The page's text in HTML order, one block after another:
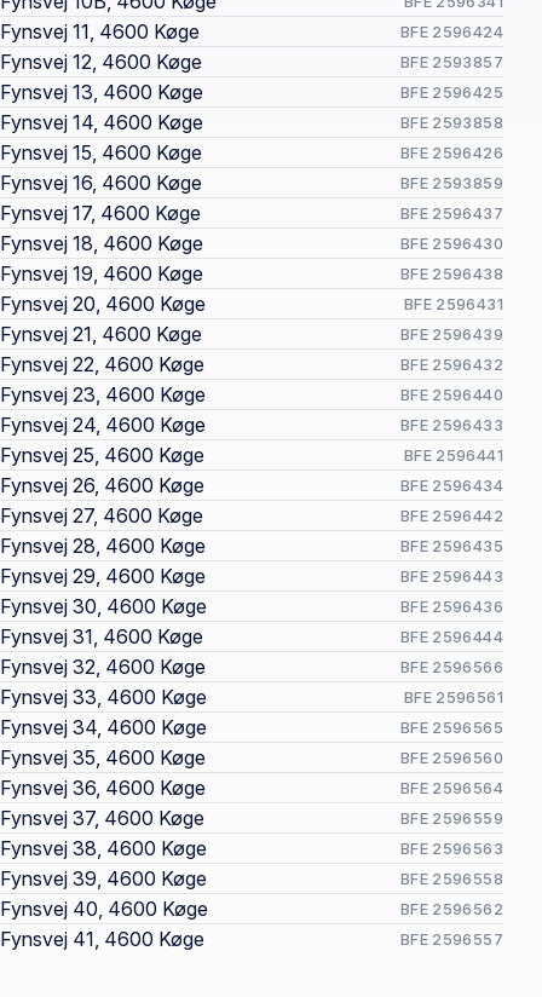
Fynsvej 11, 4600 Køge BFE 2596424
Fynsvej 12, 4600 Køge BFE 2593857
Fynsvej 13, 4600 Køge BFE 2596425
Fynsvej 14, 4600 Køge BFE 2593858
Fynsvej 15, 4600 Køge BFE 2596426
Fynsvej 16, 4600 Køge BFE 2593859
Fynsvej 17, 4600 Køge BFE 2596437
Fynsvej 18, 4600 Køge BFE 2596430
Fynsvej 19, 4600 Køge BFE 2596438
Fynsvej 20, 4600 Køge BFE 2596431
Fynsvej 21, 4600 Køge BFE 2596439
Fynsvej 22, 4600 Køge BFE 2596432
Fynsvej 23, 4600 Køge BFE 2596440
Fynsvej 24, 4600 Køge BFE 2596433
Fynsvej 25, 4600 Køge BFE 2596441
Fynsvej 26, 4600 Køge BFE 2596434
Fynsvej 27, 4600 Køge BFE 2596442
Fynsvej 28, 4600 Køge BFE 2596435
Fynsvej 29, 4600 Køge BFE 2596443
Fynsvej 30, 4600 Køge BFE 2596436
Fynsvej 31, 4600 Køge BFE 2596444
Fynsvej 32, 4600 Køge BFE 2596566
Fynsvej 33, 4600 Køge BFE 2596561
Fynsvej 34, 4600 Køge BFE 2596565
Fynsvej 35, 4600 Køge BFE 2596560
Fynsvej 36, 4600 Køge BFE 2596564
Fynsvej 37, 4600 Køge BFE 2596559
Fynsvej 38, 4600 Køge BFE 2596563
Fynsvej 39, 4600 Køge BFE 2596558
Fynsvej 40, 4600 Køge BFE 2596562
Fynsvej 41, 4600 Køge BFE 2596557